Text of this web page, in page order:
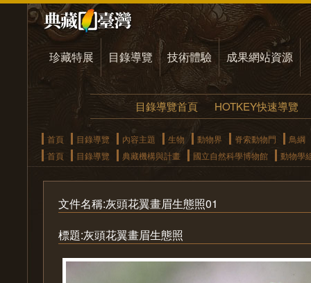
珍藏特展 目錄導覽 技術體驗 成果網站資源
目錄導覽首頁 HOTKEY快速導覽
首頁 目錄導覽 內容主題 生物 動物界 脊索動物門
鳥綱
首頁
目錄導覽 典藏機構與計畫 國立自然科學博物館 動物學
文件名稱:灰頭花翼畫眉生態照01
標題:灰頭花翼畫眉生態照